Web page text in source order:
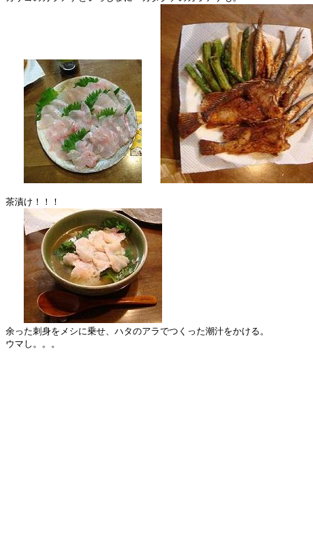
茶漬け！！！
余った刺身をメシに乗せ、ハタのアラでつくった潮汁をかける。
ウマし。。。